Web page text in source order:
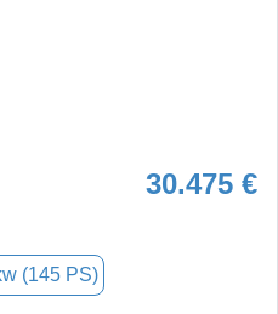
30.475 €
(145 PS)